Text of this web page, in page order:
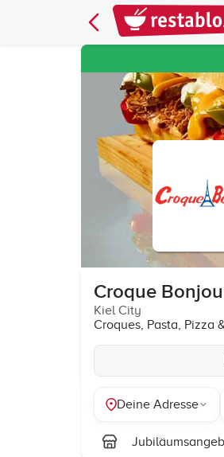
Croque
Kiel City
Croques, Pasta, Pizza
Deine Adresse